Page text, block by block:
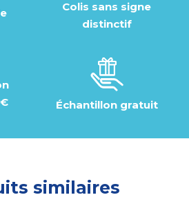
Colis sans signe
distinctif
Échantillon gratuit
similaires